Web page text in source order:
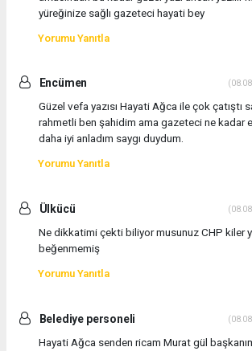
yüreğinize sağlı gazeteci hayati bey
Yorumu Yanıtla
Encümen
Güzel vefa yazısı Hayati Ağca ile çok çatıştı
rahmetli ben şahidim ama gazeteci ne kadar
daha iyi anladım saygı duydum.
Yorumu Yanıtla
Ülkücü
Ne dikkatimi çekti biliyor musunuz CHP kiler
beğenmemiş
Yorumu Yanıtla
Belediye personeli
Hayati Ağca senden ricam Murat gül